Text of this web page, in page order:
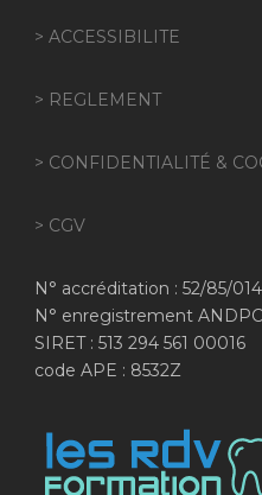
> ACCESSIBILITE
> REGLEMENT
> CONFIDENTIALITÉ &
> CGV
N° accréditation : 52/85/
N° enregistrement
SIRET : 513 294 561 00016
code APE : 8532Z